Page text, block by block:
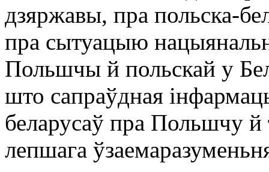
дзяржавы, пра польска-
пра сытуацыю
Польшчы й польскай у
што сaпраўдная
беларусаў пра Польшчу
лепшага